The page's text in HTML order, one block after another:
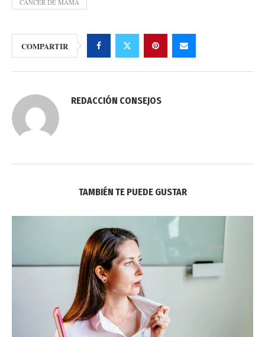
CANCER DE MAMA
COMPARTIR
REDACCIÓN CONSEJOS
TAMBIÉN TE PUEDE GUSTAR